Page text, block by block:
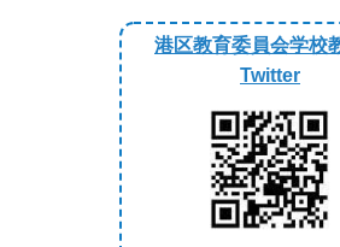
CHANNELS
港区教育委員会と港区
会が連携して授業動画
配信しています。